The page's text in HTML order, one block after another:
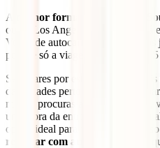
A
melhor forma de chegar ao
ou de Los Angeles é de carro. Há
Vegas de autocarro, mas avisamos
porque só a viagem dura mais de
Se optares por esta viagem, o
das cidades perto da entrada do
mas se procuras algo mais barato,
uma hora da entrada. Há também
opção ideal para ver o maravilhoso
reservar com antecedência
,